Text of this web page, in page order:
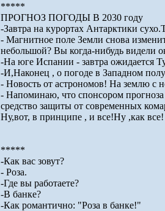
*****
ПРОГНОЗ ПОГОДЫ В 2030 году
-Завтра на курортах Антарктики
- Магнитное поле Земли снова
небольшой? Вы когда-нибудь видели
-На юге Испании - завтра ожидается
-И,Наконец , о погоде в Западном
- Новость от астрономов! На землю с
- Напоминаю, что спонсором
средство защиты от современных
Ну,вот, в принципе , и все!Ну ,как
*****
-Как вас зовут?
- Роза.
-Где вы работаете?
-В банке?
-Как романтично: "Роза в банке!"